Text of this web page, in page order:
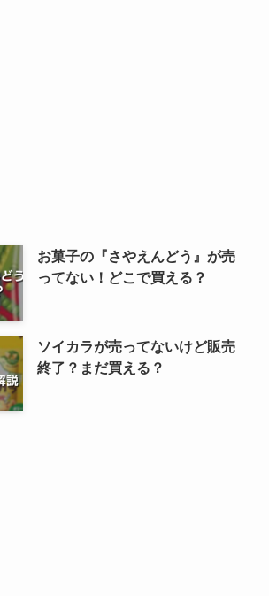
お菓子の『さやえんどう』が売
ってない！どこで買える？
ソイカラが売ってないけど販売
終了？まだ買える？